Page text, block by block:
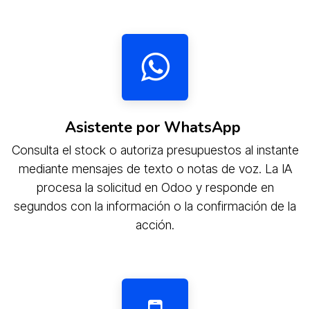
Asistente por WhatsApp
Consulta el stock o autoriza presupuestos al instante
mediante mensajes de texto o notas de voz. La IA
procesa la solicitud en Odoo y responde en
segundos con la información o la confirmación de la
acción.